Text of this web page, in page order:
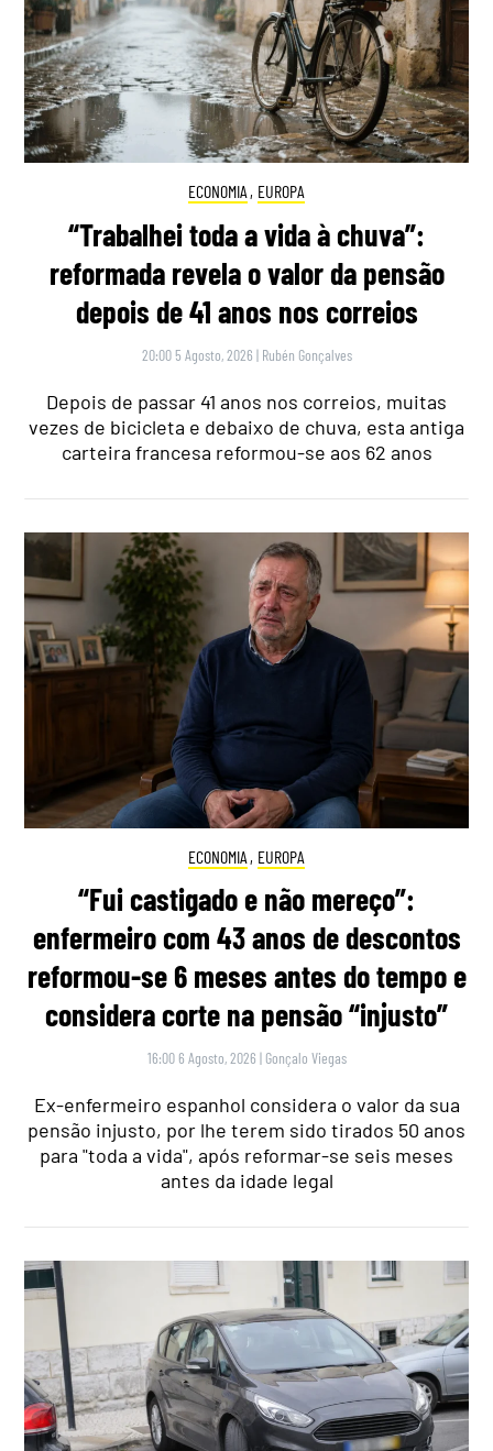
ECONOMIA , EUROPA
“Trabalhei toda a vida à chuva”:
reformada revela o valor da pensão
depois de 41 anos nos correios
20:00 5 Agosto, 2026 | Rubén Gonçalves
Depois de passar 41 anos nos correios, muitas
vezes de bicicleta e debaixo de chuva, esta antiga
carteira francesa reformou-se aos 62 anos
ECONOMIA , EUROPA
“Fui castigado e não mereço”:
enfermeiro com 43 anos de descontos
reformou-se 6 meses antes do tempo e
considera corte na pensão “injusto”
16:00 6 Agosto, 2026 | Gonçalo Viegas
Ex-enfermeiro espanhol considera o valor da sua
pensão injusto, por lhe terem sido tirados 50 anos
para "toda a vida", após reformar-se seis meses
antes da idade legal